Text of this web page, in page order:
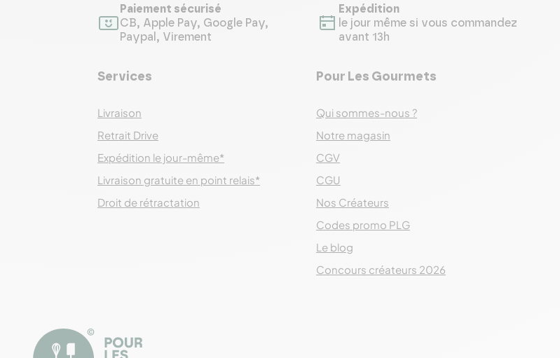
Paiement sécurisé
CB, Apple Pay, Google Pay,
Paypal, Virement
Expédition
le jour même si vous commandez
avant 13h
Services
Livraison
Retrait Drive
Expédition le jour-même*
Livraison gratuite en point relais*
Droit de rétractation
Pour Les Gourmets
Qui sommes-nous ?
Notre magasin
CGV
CGU
Nos Créateurs
Codes promo PLG
Le blog
Concours créateurs 2026